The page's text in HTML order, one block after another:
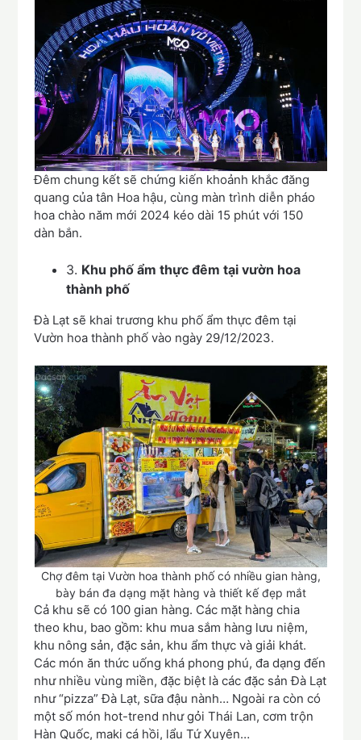
Đêm chung kết sẽ chứng kiến khoảnh khắc đăng
quang của tân Hoa hậu, cùng màn trình diễn pháo
hoa chào năm mới 2024 kéo dài 15 phút với 150
dàn bắn.
3. Khu phố ẩm thực đêm tại vườn hoa
thành phố
Đà Lạt sẽ khai trương khu phố ẩm thực đêm tại
Vườn hoa thành phố vào ngày 29/12/2023.
Chợ đêm tại Vườn hoa thành phố có nhiều gian hàng,
bày bán đa dạng mặt hàng và thiết kế đẹp mắt
Cả khu sẽ có 100 gian hàng. Các mặt hàng chia
theo khu, bao gồm: khu mua sắm hàng lưu niệm,
khu nông sản, đặc sản, khu ẩm thực và giải khát.
Các món ăn thức uống khá phong phú, đa dạng đến
như nhiều vùng miền, đặc biệt là các đặc sản Đà Lạt
như “pizza” Đà Lạt, sữa đậu nành… Ngoài ra còn có
một số món hot-trend như gỏi Thái Lan, cơm trộn
Hàn Quốc, maki cá hồi, lẩu Tứ Xuyên…